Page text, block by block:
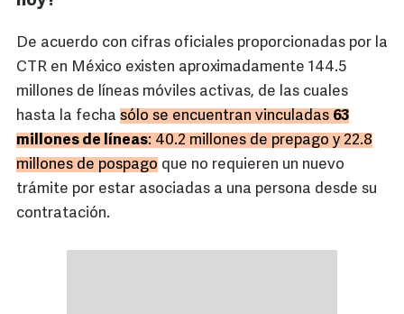
De acuerdo con cifras oficiales proporcionadas por la
CTR en México existen aproximadamente 144.5
millones de líneas móviles activas, de las cuales
hasta la fecha sólo se encuentran vinculadas 63
millones de líneas: 40.2 millones de prepago y 22.8
millones de pospago que no requieren un nuevo
trámite por estar asociadas a una persona desde su
contratación.